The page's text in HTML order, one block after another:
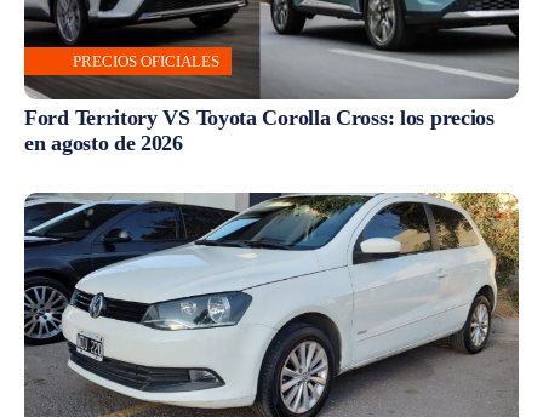
PRECIOS OFICIALES
Ford Territory VS Toyota Corolla Cross: los precios
en agosto de 2026